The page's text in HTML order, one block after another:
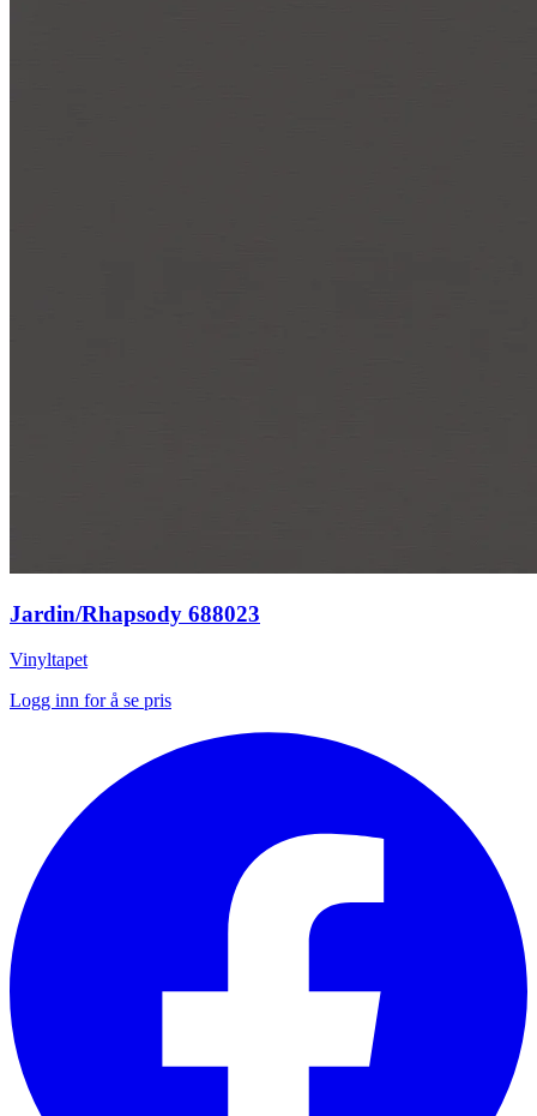
Jardin/Rhapsody 688023
Vinyltapet
Logg inn for å se pris